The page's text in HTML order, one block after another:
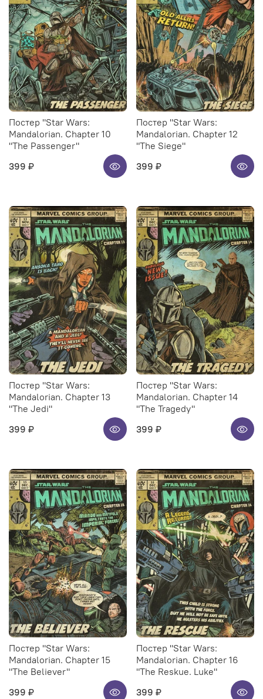
Постер "Star Wars:
Mandalorian. Chapter 10
"The Passenger"
399 ₽
Постер "Star Wars:
Mandalorian. Chapter 12
"The Siege"
399 ₽
Постер "Star Wars:
Mandalorian. Chapter 13
"The Jedi"
399 ₽
Постер "Star Wars:
Mandalorian. Chapter 14
"The Tragedy"
399 ₽
Постер "Star Wars:
Mandalorian. Chapter 15
"The Believer"
399 ₽
Постер "Star Wars:
Mandalorian. Chapter 16
"The Reskue. Luke"
399 ₽